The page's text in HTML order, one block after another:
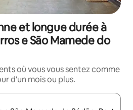
et longue durée à
e São Mamede do
où vous vous sentez comme
d'un mois ou plus.